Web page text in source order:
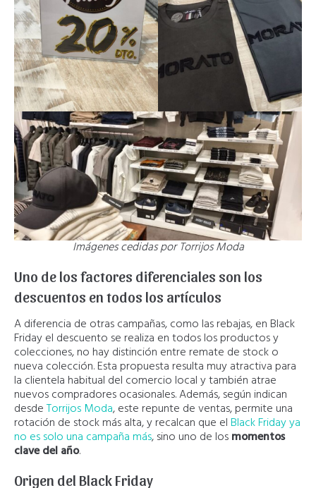
Imágenes cedidas por Torrijos Moda
Uno de los factores diferenciales son los
descuentos en todos los artículos
A diferencia de otras campañas, como las rebajas, en Black
Friday el descuento se realiza en todos los productos y
colecciones, no hay distinción entre remate de stock o
nueva colección. Esta propuesta resulta muy atractiva para
la clientela habitual del comercio local y también atrae
nuevos compradores ocasionales. Además, según indican
desdeTorrijos Moda, este repunte de ventas, permite una
rotación de stock más alta, y recalcan que elBlack Friday ya
no es solo una campaña más, sino uno de losmomentos
clave del año.
Origen del Black Friday